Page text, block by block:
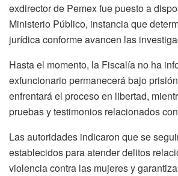
exdirector de Pemex fue puesto a
Ministerio Público, instancia que
jurídica conforme avancen las
Hasta el momento, la Fiscalía no ha
exfuncionario permanecerá bajo
enfrentará el proceso en libertad,
pruebas y testimonios relacionados
Las autoridades indicaron que se
establecidos para atender delitos
violencia contra las mujeres y